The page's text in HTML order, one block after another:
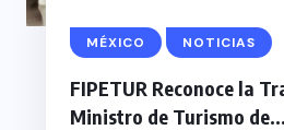
MÉXICO NOTICIAS
FIPETUR Reconoce la
Ministro de Turismo de...
NOTICIAS